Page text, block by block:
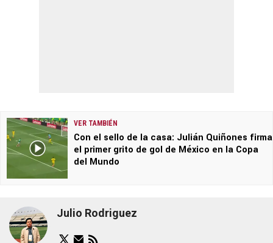
VER TAMBIÉN
Con el sello de la casa: Julián Quiñones firma
el primer grito de gol de México en la Copa
del Mundo
Julio Rodriguez